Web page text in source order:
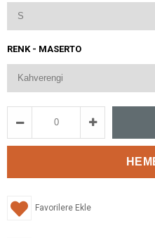
RENK - MASERTO
Favorilere Ekle